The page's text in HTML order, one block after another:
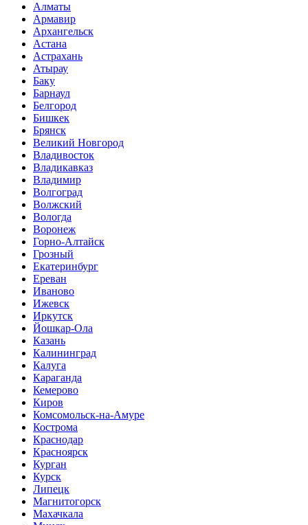
Алматы
Армавир
Архангельск
Астана
Астрахань
Атырау
Баку
Барнаул
Белгород
Бишкек
Брянск
Великий Новгород
Владивосток
Владикавказ
Владимир
Волгоград
Волжский
Вологда
Воронеж
Горно-Алтайск
Грозный
Екатеринбург
Ереван
Иваново
Ижевск
Иркутск
Йошкар-Ола
Казань
Калининград
Калуга
Караганда
Кемерово
Киров
Комсомольск-на-Амуре
Кострома
Краснодар
Красноярск
Курган
Курск
Липецк
Магнитогорск
Махачкала